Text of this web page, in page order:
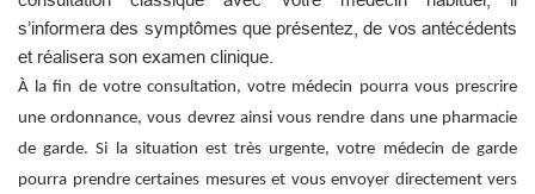
s’informera des symptômes que présentez, de vos antécédents
et réalisera son examen clinique.
À la fin de votre consultation, votre médecin pourra vous prescrire
une ordonnance, vous devrez ainsi vous rendre dans une pharmacie
de garde. Si la situation est très urgente, votre médecin de garde
pourra prendre certaines mesures et vous envoyer directement vers